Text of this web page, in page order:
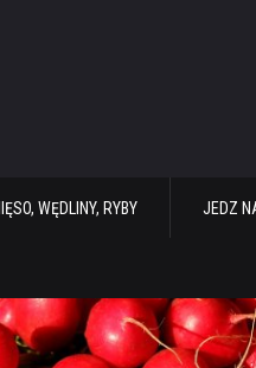
WĘDLINY, RYBY JEDZ